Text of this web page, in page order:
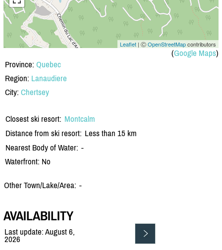
Leaflet | ⒸOpenStreetMapcontributors
(Google Maps)
Province: Quebec
Region: Lanaudiere
City: Chertsey
Closest ski resort: Montcalm
Distance from ski resort: Less than 15 km
Nearest Body of Water: -
Waterfront: No
Other Town/Lake/Area: -
AVAILABILITY
Last update: August 6,
2026